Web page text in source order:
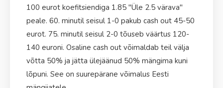
100 eurot koefitsiendiga 1.85 "Üle 2.5 värava"
peale. 60. minutil seisul 1-0 pakub cash out 45-50
eurot. 75. minutil seisul 2-0 tõuseb väärtus 120-
140 euroni. Osaline cash out võimaldab teil välja
võtta 50% ja jätta ülejäänud 50% mängima kuni
lõpuni. See on suurepärane võimalus Eesti